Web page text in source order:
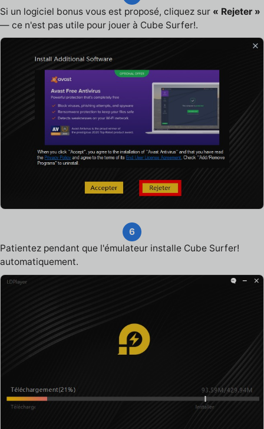
Si un logiciel bonus vous est proposé, cliquez sur « Rejeter »
— ce n'est pas utile pour jouer à Cube Surfer!.
6
Patientez pendant que l'émulateur installe Cube Surfer!
automatiquement.